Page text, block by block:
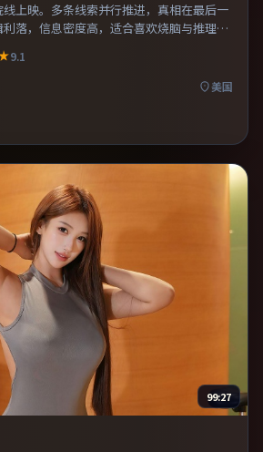
线上映。多条线索并行推进，真相在最后一
落，信息密度高，适合喜欢烧脑与推理的
，值得二刷细品台词与构图。
9.1
美国
99:27